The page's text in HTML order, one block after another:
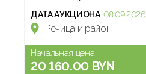
ДАТА АУКЦИОНА 08.09.2026
Речица и район
Начальная цена:
20 160.00 BYN